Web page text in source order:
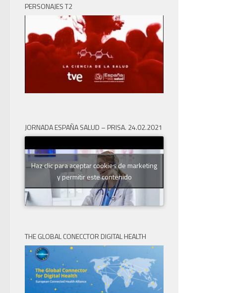
PERSONAJES T2
JORNADA ESPAÑA SALUD – PRISA. 24.02.2021
Haz clic para aceptar cookies de marketing
y permitir este contenido
THE GLOBAL CONECCTOR DIGITAL HEALTH